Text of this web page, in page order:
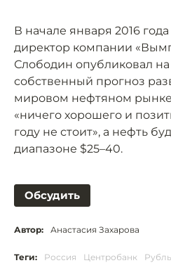
В начале января 2016
директор компании
Слободин опубликовал
собственный прогноз
мировом нефтяном
«ничего хорошего и
году не стоит», а нефть
диапазоне $25–40.
Обсудить
Автор: Анастасия Захарова
Теги: Россия Центробанк Рубль